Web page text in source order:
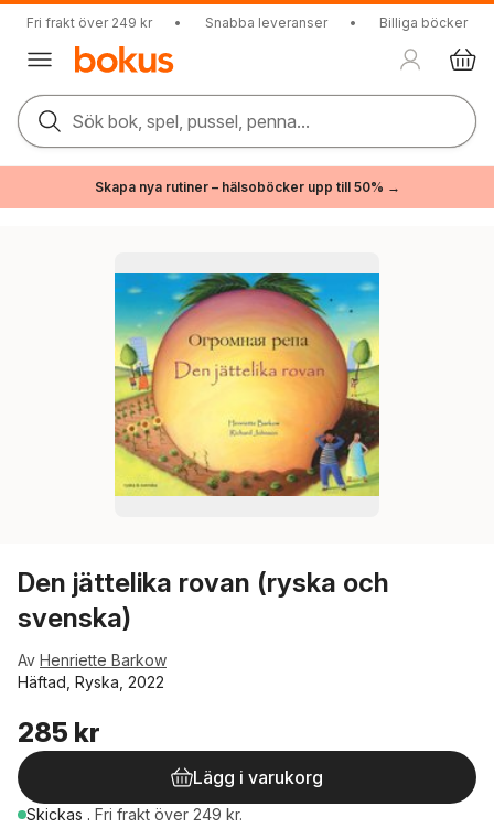
Fri frakt över 249 kr • Snabba leveranser • Billiga böcker
Sök bok, spel, pussel, penna...
Skapa nya rutiner – hälsoböcker upp till 50% →
Den jättelika rovan (ryska och
svenska)
Av Henriette Barkow
Häftad, Ryska, 2022
285 kr
Lägg i varukorg
Skickas . Fri frakt över 249 kr.